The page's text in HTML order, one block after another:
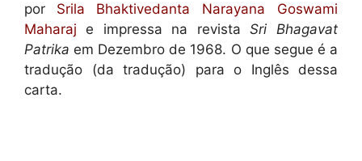
por Srila
Bhaktivedanta Narayana Goswami
Maharaj e impressa na revista Sri Bhagavat
Patrika em Dezembro de 1968. O que segue é a
tradução (da tradução) para o Inglês dessa
carta.